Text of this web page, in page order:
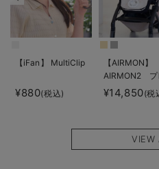
【iFan】 MultiClip
¥880(税込)
【AIRMON】
AIRMON2 プ
アム
¥14,850(税
VIEW